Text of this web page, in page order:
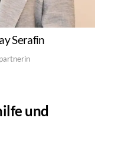
Serafin
und